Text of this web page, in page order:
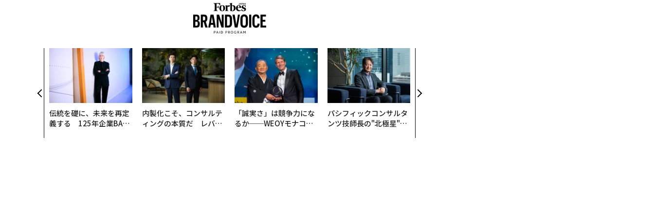
伝統を礎に、未来を再定
義する 125年企業BAT
内製化こそ、コンサルテ
ィングの本質だ レバレ
「誠実さ」は競争力にな
るか──WEOYモナコで
パシフィックコンサルタ
ンツ技師長の"北極星"。
くり方